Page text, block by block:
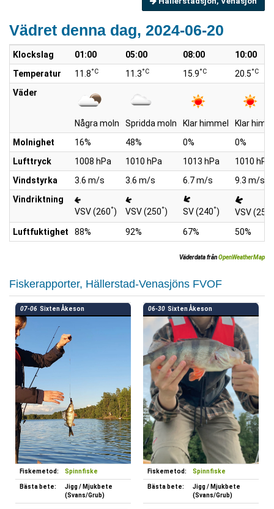
Vädret denna dag, 2024-06-20
Klockslag 01:00 05:00 08:00
10:00
Temperatur
11.8°C 11.3°C 15.9°C 20.5°C
Väder
Några moln Spridda moln Klar himmel
Klar
Molnighet
16% 48% 0%
0%
Lufttryck
1008 hPa 1010 hPa 1013 hPa
1010 hPa
Vindstyrka
3.6 m/s 3.6 m/s 6.7 m/s
9.3 m/s
Vindriktning
VSV (260°) VSV (250°) SV (240°) VSV (250
Luftfuktighet 88% 92% 67% 50%
Väderdata frånOpenWeatherMap
Fiskerapporter, Hällerstad-Venasjöns FVOF
07-06 Sixten Åkeson
Fiskemetod: Spinnfiske
Bästa bete:
Jigg / Mjukbete
(Svans/Grub)
06-30 Sixten Åkeson
Fiskemetod: Spinnfiske
Bästa bete:
Jigg / Mjukbete
(Svans/Grub)